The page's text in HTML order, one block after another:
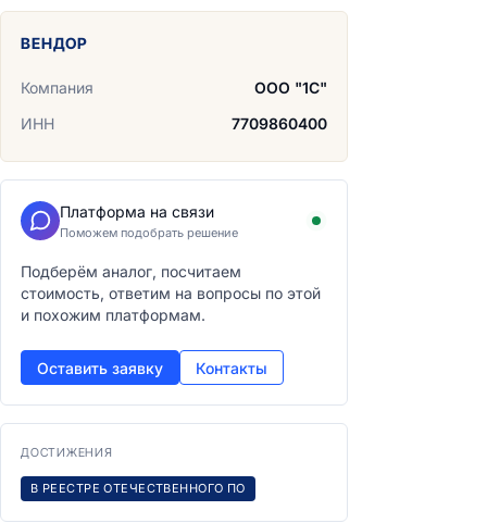
ВЕНДОР
Компания
ООО "1С"
ИНН
7709860400
Платформа на связи
Поможем подобрать решение
Подберём аналог, посчитаем
стоимость, ответим на вопросы по этой
и похожим платформам.
Оставить заявку Контакты
ДОСТИЖЕНИЯ
В РЕЕСТРЕ ОТЕЧЕСТВЕННОГО ПО